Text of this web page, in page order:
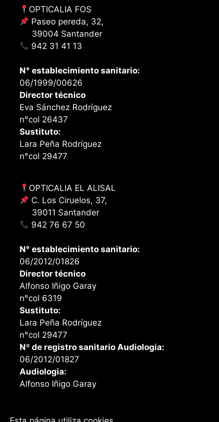
OPTICALIA FOS
Paseo pereda, 32,
39004 Santander
942 31 41 13
N° establecimiento sanitario:
06/1999/00626
Director técnico
Eva Sánchez Rodríguez
n°col 26437
Sustituto:
Lara Peña Rodríguez
n°col 29477
OPTICALIA EL ALISAL
C. Los Ciruelos, 37,
39011 Santander
942 76 67 50
N° establecimiento sanitario:
06/2012/01826
Director técnico
Alfonso Iñigo Garay
n°col 6319
Sustituto:
Lara Peña Rodríguez
n°col 29477
Nº de registro sanitario Audiologia:
06/2012/01827
Audiologia:
Alfonso Iñigo Garay